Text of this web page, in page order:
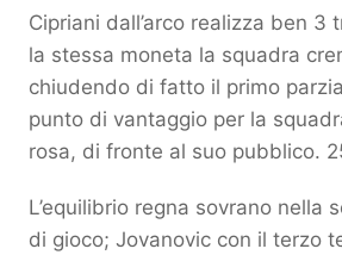
Cipriani dall’arco realizza ben 3
la stessa moneta la squadra
chiudendo di fatto il primo
punto di vantaggio per la
rosa, di fronte al suo pubblico.
L’equilibrio regna sovrano nella
di gioco; Jovanovic con il terzo